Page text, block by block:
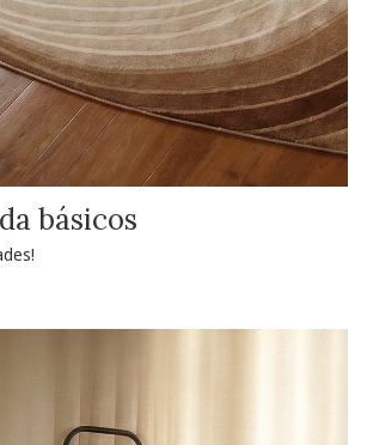
básicos